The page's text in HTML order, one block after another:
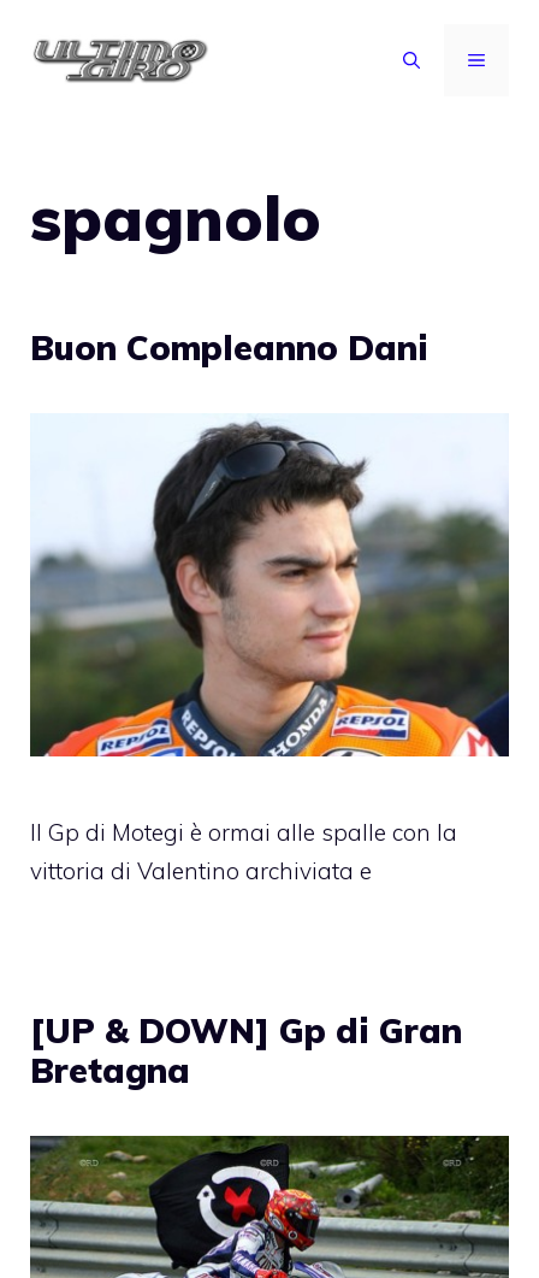
MENU
spagnolo
Buon Compleanno Dani
Il Gp di Motegi è ormai alle spalle con la
vittoria di Valentino archiviata e
[UP & DOWN] Gp di Gran
Bretagna